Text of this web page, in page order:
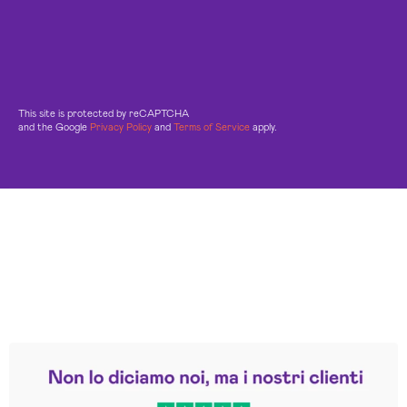
This site is protected by reCAPTCHA
and the Google Privacy Policy and Terms of Service apply.
Trustpilot